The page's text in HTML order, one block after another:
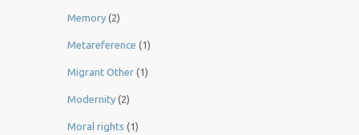
Memory (2)
Metareference (1)
Migrant Other (1)
Modernity (2)
Moral rights (1)